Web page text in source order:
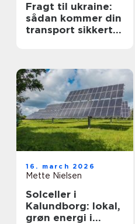
Fragt til ukraine:
sådan kommer din
transport sikkert
16. march 2026
Mette Nielsen
Solceller i
Kalundborg: lokal,
grøn energi i